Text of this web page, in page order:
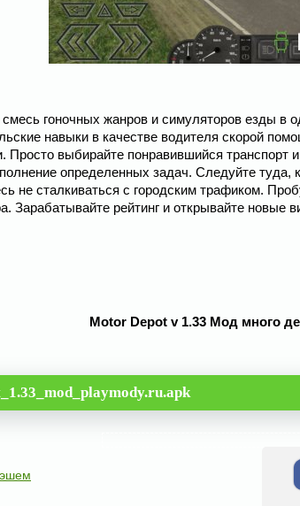
гоночных жанров и симуляторов езды в
навыки в качестве водителя скорой
выбирайте понравившийся транспорт и
определенных задач. Следуйте туда,
не сталкиваться с городским трафиком.
Зарабатывайте рейтинг и открывайте новые
Motor Depot v 1.33 Мод много